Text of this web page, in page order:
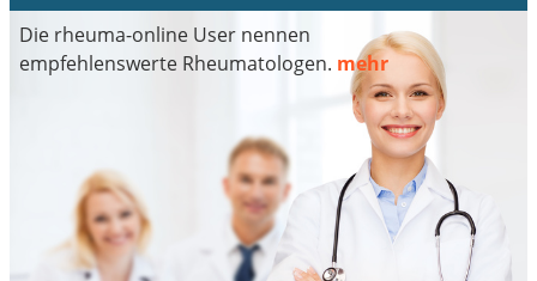
Die rheuma-online User nennen
empfehlenswerte Rheumatologen. mehr